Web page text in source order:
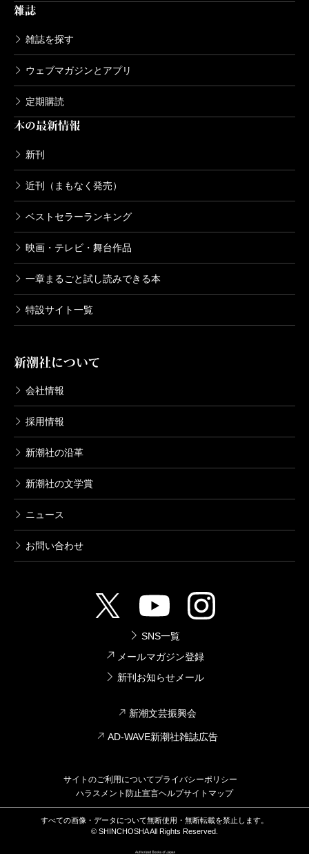
雑誌
雑誌を探す
ウェブマガジンとアプリ
定期購読
本の最新情報
新刊
近刊（まもなく発売）
ベストセラーランキング
映画・テレビ・舞台作品
一章まるごと試し読みできる本
特設サイト一覧
新潮社について
会社情報
採用情報
新潮社の沿革
新潮社の文学賞
ニュース
お問い合わせ
SNS一覧
メールマガジン登録
新刊お知らせメール
新潮文芸振興会
AD-WAVE新潮社雑誌広告
サイトのご利用についてプライバシーポリシー
ハラスメント防止宣言ヘルプサイトマップ
すべての画像・データについて無断使用・無断転載を禁止します。
© SHINCHOSHA All Rights Reserved.